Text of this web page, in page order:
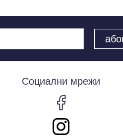
Социални мрежи